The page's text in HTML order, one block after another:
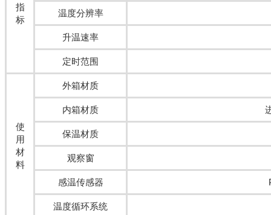
指
标
温度分辨率
升温速率
定时范围
使
用
材
料
外箱材质
内箱材质
保温材质
观察窗
感温传感器
温度循环系统